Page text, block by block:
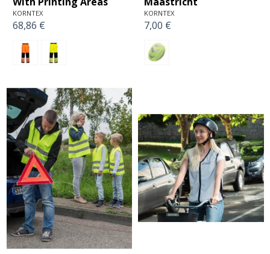
KORNTEX
68,86 €
KORNTEX
7,00 €